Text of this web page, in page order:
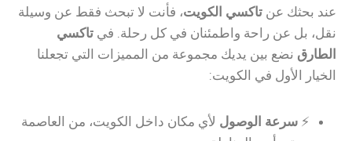
عند بحثك عن تاكسي الكويت، فأنت لا تبحث فقط عن وسيلة
نقل، بل عن راحة واطمئنان في كل رحلة. في تاكسي
الطارق نضع بين يديك مجموعة من المميزات التي تجعلنا
الخيار الأول في الكويت:
⚡ سرعة الوصول لأي مكان داخل الكويت، من العاصمة